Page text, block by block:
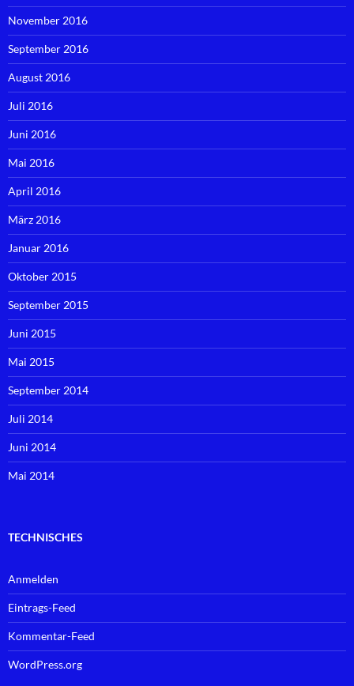
November 2016
September 2016
August 2016
Juli 2016
Juni 2016
Mai 2016
April 2016
März 2016
Januar 2016
Oktober 2015
September 2015
Juni 2015
Mai 2015
September 2014
Juli 2014
Juni 2014
Mai 2014
TECHNISCHES
Anmelden
Eintrags-Feed
Kommentar-Feed
WordPress.org